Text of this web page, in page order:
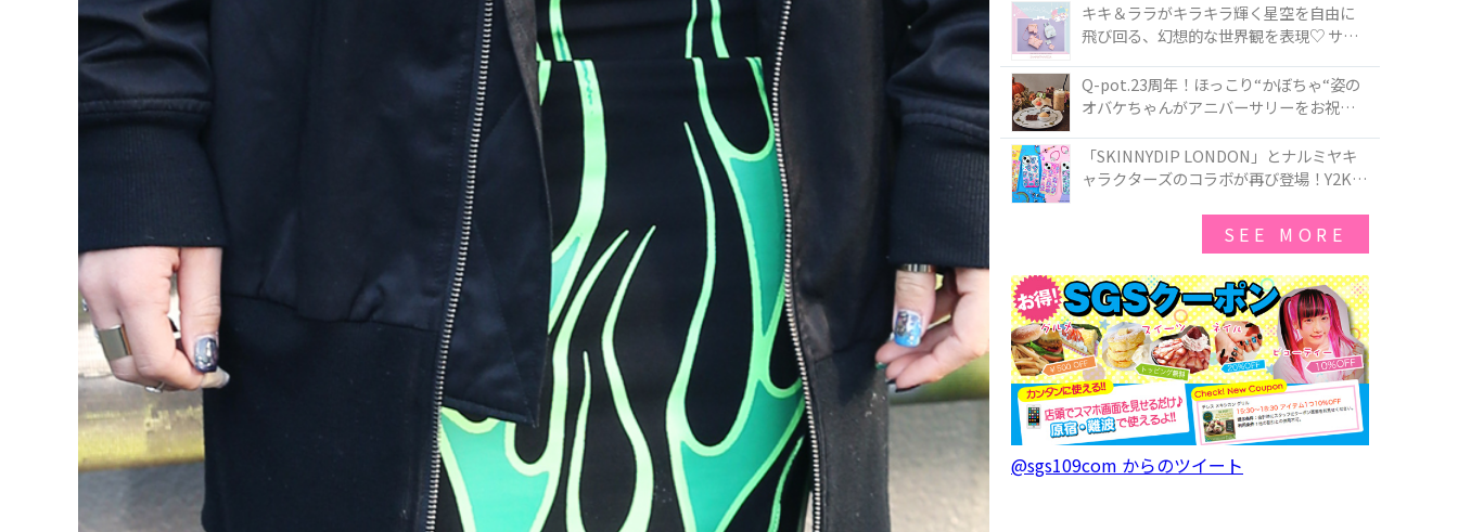
キキ＆ララがキラキラ輝く星空を自由に
飛び回る、幻想的な世界観を表現♡ サマ
50周年アニバーサリーイヤー』を記念し
たコレクションが登場
Q-pot.23周年！ほっこり“かぼちゃ“姿の
オバケちゃんがアニバーサリーをお祝い
ー」が新発売！Q-pot CAFE.では「かぼち
ゃのオバケーキプレート」も登場
「SKINNYDIP LONDON」とナルミヤキ
ャラクターズのコラボが再び登場！Y2Kム
SEE MORE
@sgs109com からのツイート